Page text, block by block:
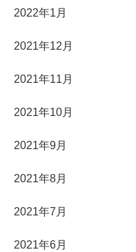
2022年1月
2021年12月
2021年11月
2021年10月
2021年9月
2021年8月
2021年7月
2021年6月